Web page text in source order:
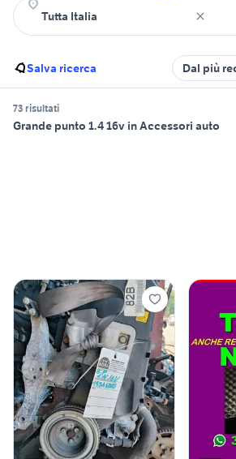
Salva ricerca Dal più
73 risultati
Grande punto 1.4 16v in Accessori auto